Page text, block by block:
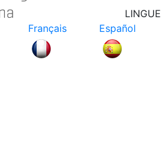
LINGUE
Français Español